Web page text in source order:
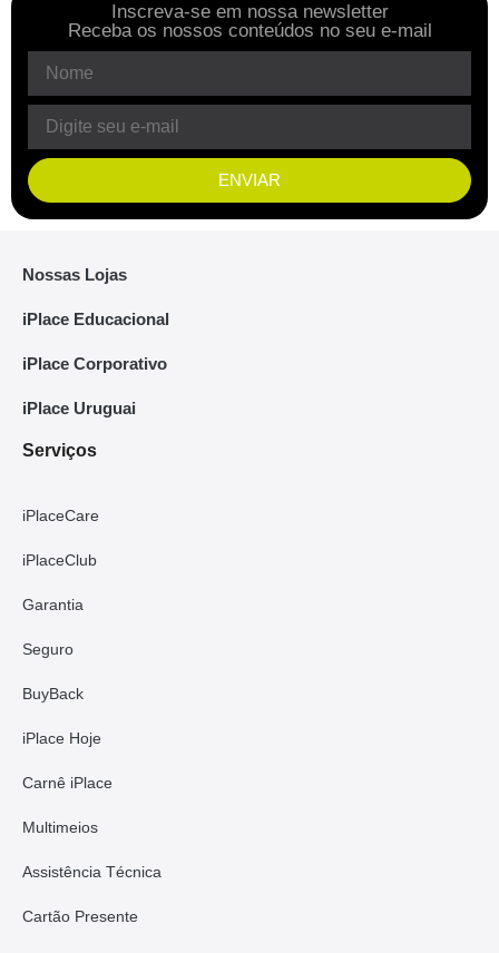
Inscreva-se em nossa newsletter
Receba os nossos conteúdos no seu e-mail
ENVIAR
Nossas Lojas
iPlace Educacional
iPlace Corporativo
iPlace Uruguai
Serviços
iPlaceCare
iPlaceClub
Garantia
Seguro
BuyBack
iPlace Hoje
Carnê iPlace
Multimeios
Assistência Técnica
Cartão Presente